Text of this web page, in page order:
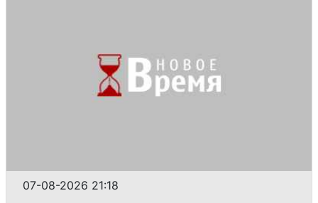
07-08-2026 21:18